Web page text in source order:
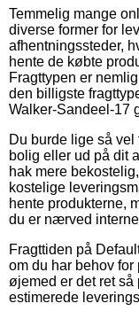
Temmelig mange
diverse former for
afhentningssteder,
hente de købte
Fragttypen er
den billigste
Walker-Sandeel-17
Du burde lige så
bolig eller ud på dit
hak mere
kostelige
hente produkterne,
du er nærved
Fragttiden på
om du har behov for
øjemed er det ret
estimerede